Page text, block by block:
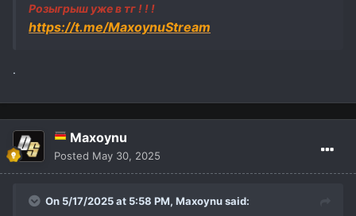
Розыгрыш уже в тг ! ! !
https://t.me/MaxoynuStream
.
Maxoynu
Posted May 30, 2025
On 5/17/2025 at 5:58 PM, Maxoynusaid: